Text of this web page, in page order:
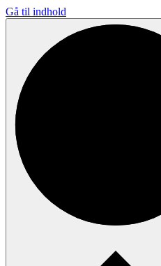
Gå til indhold